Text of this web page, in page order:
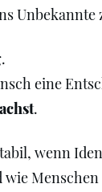
Unbekannte
eine
.
wenn
wie